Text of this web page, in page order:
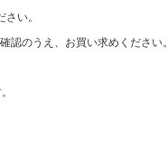
い。
認のうえ、お買い求めください。